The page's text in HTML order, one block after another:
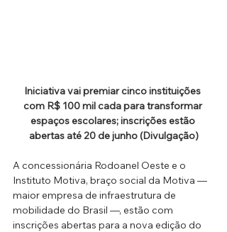
Iniciativa vai premiar cinco instituições
com R$ 100 mil cada para transformar
espaços escolares; inscrições estão
abertas até 20 de junho (Divulgação)
A concessionária Rodoanel Oeste e o
Instituto Motiva, braço social da Motiva —
maior empresa de infraestrutura de
mobilidade do Brasil —, estão com
inscrições abertas para a nova edição do